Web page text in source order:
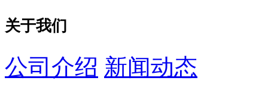
关于我们
公司介绍 新闻动态